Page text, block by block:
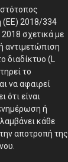
(ΕΕ) 2018/334
σχετικά με
αντιμετώπιση
(L
το
να αφαιρεί
ότι είναι
ή
κάθε
αποτροπή της